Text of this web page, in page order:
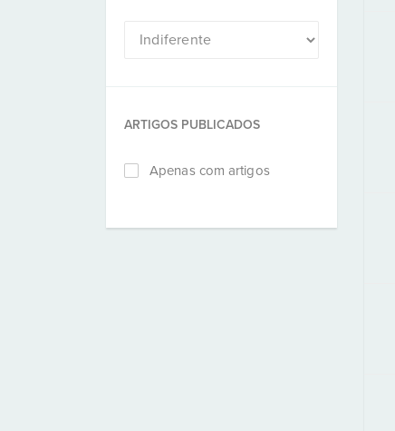
ARTIGOS PUBLICADOS
Apenas com artigos